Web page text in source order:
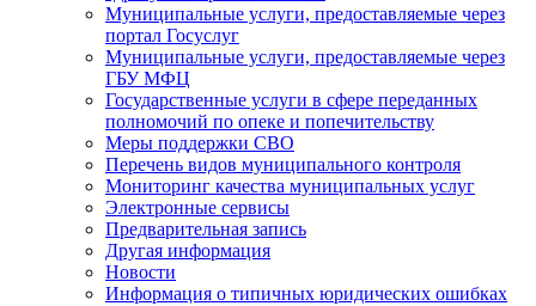
Муниципальные услуги, предоставляемые через
портал Госуслуг
Муниципальные услуги, предоставляемые через
ГБУ МФЦ
Государственные услуги в сфере переданных
полномочий по опеке и попечительству
Меры поддержки СВО
Перечень видов муниципального контроля
Мониторинг качества муниципальных услуг
Электронные сервисы
Предварительная запись
Другая информация
Новости
Информация о типичных юридических ошибках